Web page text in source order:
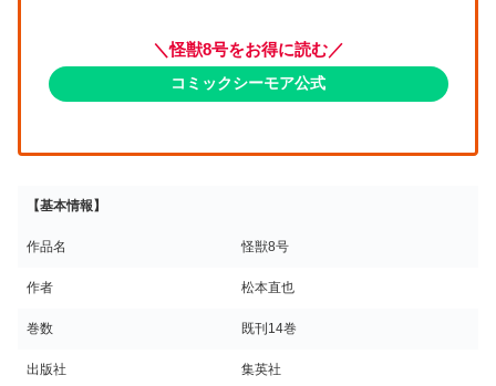
＼怪獣8号をお得に読む／
コミックシーモア公式
【基本情報】
作品名 怪獣8号
作者 松本直也
巻数 既刊14巻
出版社 集英社